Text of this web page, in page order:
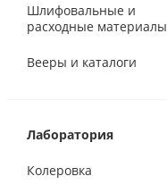
Шлифовальные и
расходные материалы
Вееры и каталоги
Лаборатория
Колеровка